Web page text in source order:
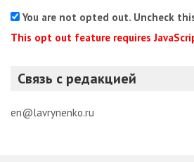
You are not opted out. Uncheck
This opt out feature requires
Связь с редакцией
en@lavrynenko.ru